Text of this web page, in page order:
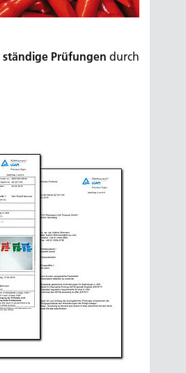
ständige Prüfungen durch